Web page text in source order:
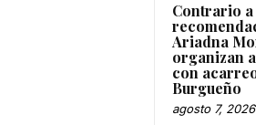
Contrario a
Ariadna
organizan
con
Burgueño
agosto 7, 2026